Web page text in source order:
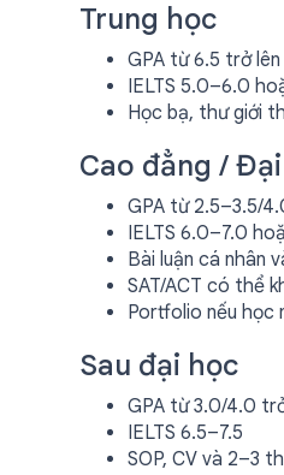
Trung học
GPA từ 6.5 trở lên
IELTS 5.0–6.0
Học bạ, thư giới
Cao đẳng /
GPA từ 2.5–3.5/
IELTS 6.0–7.0
Bài luận cá nhân
SAT/ACT có thể
Portfolio nếu học
Sau đại học
GPA từ 3.0/4.0
IELTS 6.5–7.5
SOP, CV và 2–3